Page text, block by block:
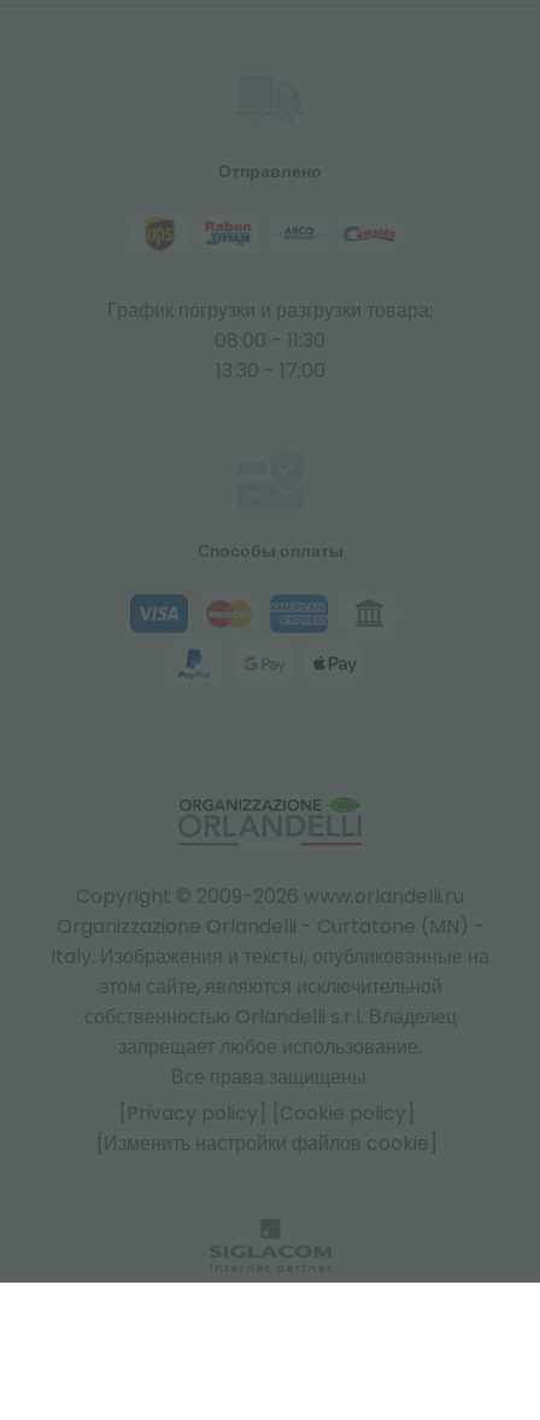
Copyright © 2009-2026 www.orlandelli.ru
Organizzazione Orlandelli - Curtatone (MN) -
Italy. Изображения и тексты, опубликованные на
этом сайте, являются исключительной
собственностью Orlandelli s.r.l. Владелец
запрещает любое использование.
Все права защищены.
[Privacy policy]
[Cookie policy]
[Изменить настройки файлов cookie]
Отправлено
График погрузки и разгрузки товара:
08:00 - 11:30
13:30 - 17:00
Способы оплаты